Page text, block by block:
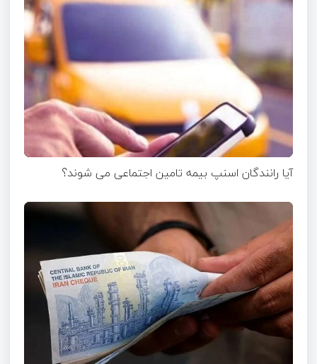
آیا رانندگان اسنپ بیمه تامین اجتماعی می شوند؟